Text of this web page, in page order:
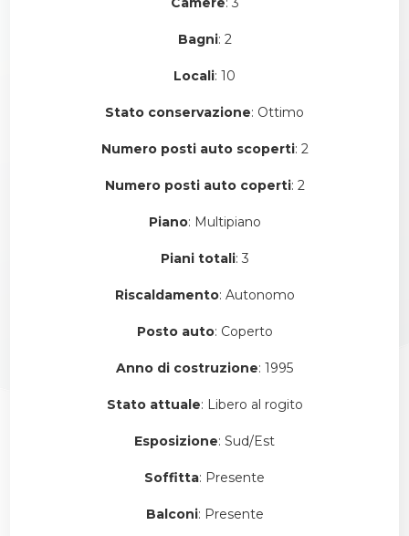
Bagni: 2
Locali: 10
Stato conservazione: Ottimo
Numero posti auto scoperti: 2
Numero posti auto coperti: 2
Piano: Multipiano
Piani totali: 3
Riscaldamento: Autonomo
Posto auto: Coperto
Anno di costruzione: 1995
Stato attuale: Libero al rogito
Esposizione: Sud/Est
Soffitta: Presente
Balconi: Presente